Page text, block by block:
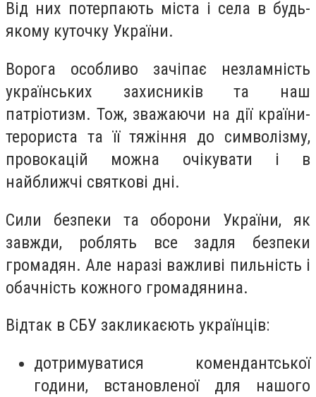
Від них потерпають міста і села в будь-
якому куточку України.
Ворога особливо зачіпає незламність
українських захисників та наш
патріотизм. Тож, зважаючи на дії країни-
терориста та її тяжіння до символізму,
провокацій можна очікувати і в
найближчі святкові дні.
Сили безпеки та оборони України, як
завжди, роблять все задля безпеки
громадян. Але наразі важливі пильність і
обачність кожного громадянина.
Відтак в СБУ закликаєють українців:
дотримуватися комендантської
години, встановленої для нашого